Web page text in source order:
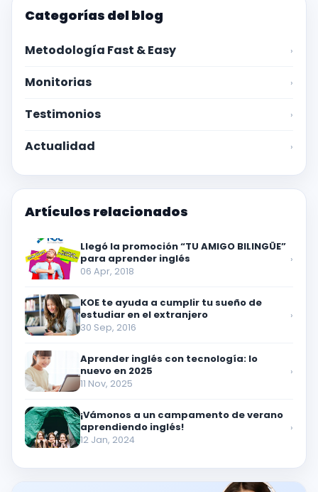
Categorías del blog
Metodología Fast & Easy ›
Monitorias ›
Testimonios ›
Actualidad ›
Artículos relacionados
Llegó la promoción “TU AMIGO BILINGÜE”
para aprender inglés
06 Apr, 2018
›
KOE te ayuda a cumplir tu sueño de
estudiar en el extranjero
30 Sep, 2016
›
Aprender inglés con tecnología: lo
nuevo en 2025
11 Nov, 2025
›
¡Vámonos a un campamento de verano
aprendiendo inglés!
12 Jan, 2024
›